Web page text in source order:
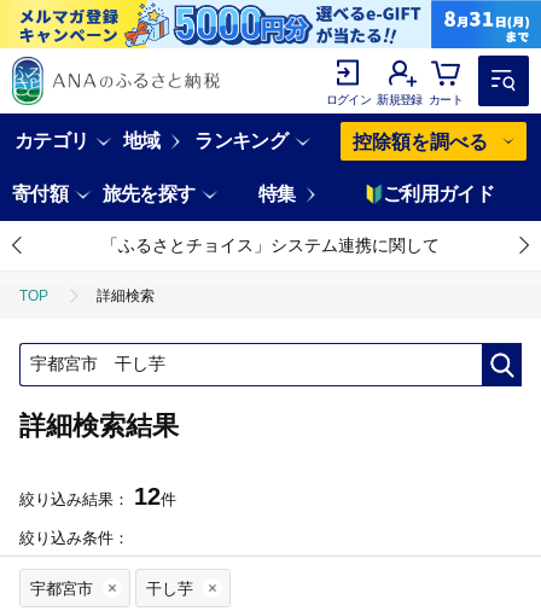
ログイン 新規登録 カート
カテゴリ 地域 ランキング 控除額を調べる
寄付額 旅先を探す 特集 ご利用ガイド
「ふるさとチョイス」システム連携に関して
TOP 詳細検索
詳細検索結果
絞り込み結果： 12件
絞り込み条件：
宇都宮市 干し芋